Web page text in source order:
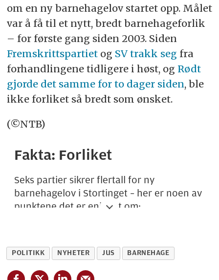
om en ny barnehagelov startet opp. Målet
var å få til et nytt, bredt barnehageforlik
– for første gang siden 2003. Siden
Fremskrittspartietog SV trakk seg fra
forhandlingene tidligere i høst, og Rødt
gjorde det samme for to dager siden, ble
ikke forliket så bredt som ønsket.
(©NTB)
Fakta: Forliket
Seks partier sikrer flertall for ny
barnehagelov i Stortinget – her er noen av
punktene det er enighet om:
* Driftstilskudd til private barnehager skal
POLITIKK NYHETER JUS BARNEHAGE